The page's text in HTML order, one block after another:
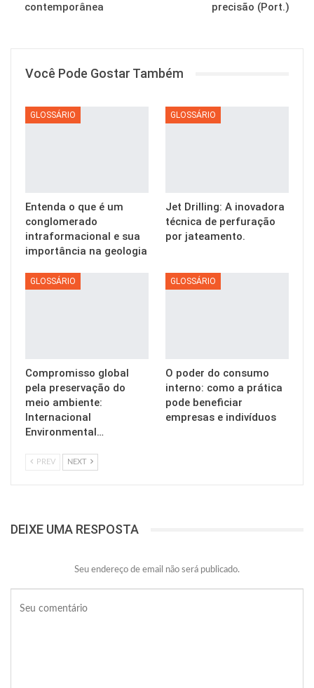
contemporânea
precisão (Port.)
Você Pode Gostar Também
GLOSSÁRIO
Entenda o que é um
conglomerado
intraformacional e sua
importância na geologia
GLOSSÁRIO
Jet Drilling: A inovadora
técnica de perfuração
por jateamento.
GLOSSÁRIO
Compromisso global
pela preservação do
meio ambiente:
Internacional
Environmental…
GLOSSÁRIO
O poder do consumo
interno: como a prática
pode beneficiar
empresas e indivíduos
PREV NEXT
DEIXE UMA RESPOSTA
Seu endereço de email não será publicado.